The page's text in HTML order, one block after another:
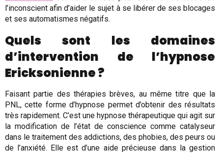
l’inconscient afin d’aider le sujet à se libérer de ses blocages
et ses automatismes négatifs.
Quels sont les domaines
d’intervention de l’hypnose
Ericksonienne ?
Faisant partie des thérapies brèves, au même titre que la
PNL, cette forme d’hypnose permet d’obtenir des résultats
très rapidement. C’est une hypnose thérapeutique qui agit sur
la modification de l’état de conscience comme catalyseur
dans le traitement des addictions, des phobies, des peurs ou
de l’anxiété. Elle est d’une aide précieuse dans la gestion